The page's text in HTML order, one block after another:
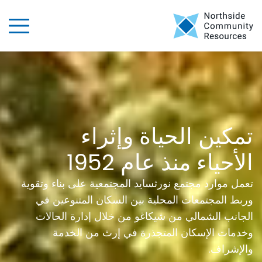
تمكين الحياة وإثراء
الأحياء منذ عام 1952
تعمل موارد مجتمع نورثسايد المجتمعية على بناء وتقوية
وربط المجتمعات المحلية بين السكان المتنوعين في
الجانب الشمالي من شيكاغو من خلال إدارة الحالات
وخدمات الإسكان المتجذرة في إرث من الخدمة
والإشراف.